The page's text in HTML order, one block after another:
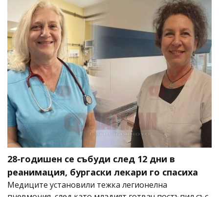
28-годишен се събуди след 12 дни в
реанимация, бургаски лекари го спасиха
Медиците установили тежка легионелна